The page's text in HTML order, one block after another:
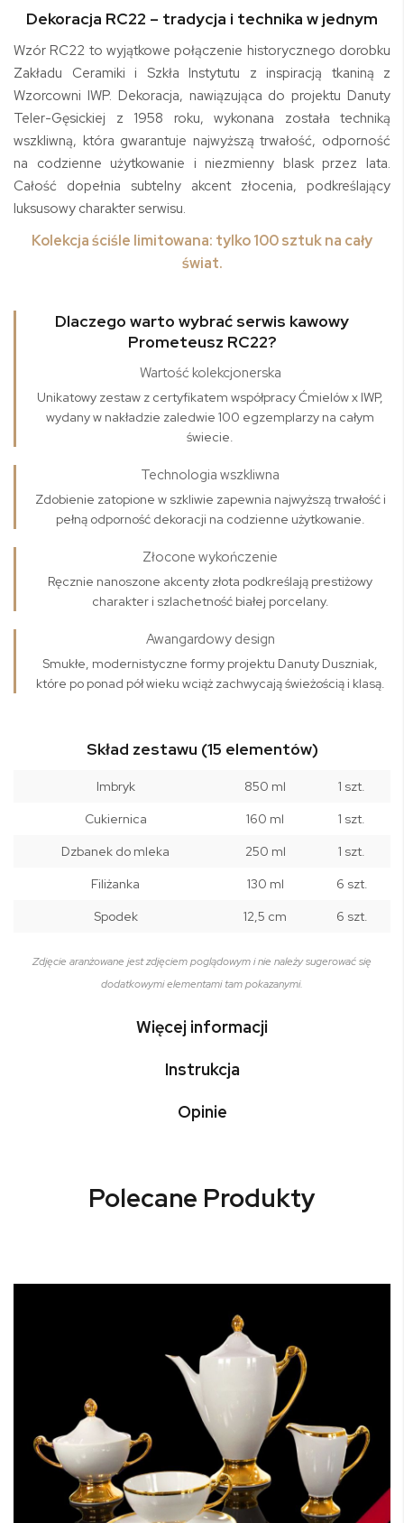
Dekoracja RC22 – tradycja i technika w jednym
Wzór RC22 to wyjątkowe połączenie historycznego dorobku
Zakładu Ceramiki i Szkła Instytutu z inspiracją tkaniną z
Wzorcowni IWP. Dekoracja, nawiązująca do projektu Danuty
Teler-Gęsickiej z 1958 roku, wykonana została techniką
wszkliwną, która gwarantuje najwyższą trwałość, odporność
na codzienne użytkowanie i niezmienny blask przez lata.
Całość dopełnia subtelny akcent złocenia, podkreślający
luksusowy charakter serwisu.
Kolekcja ściśle limitowana: tylko 100 sztuk na cały
świat.
Dlaczego warto wybrać serwis kawowy
Prometeusz RC22?
Wartość kolekcjonerska
Unikatowy zestaw z certyfikatem współpracy Ćmielów x IWP,
wydany w nakładzie zaledwie 100 egzemplarzy na całym
świecie.
Technologia wszkliwna
Zdobienie zatopione w szkliwie zapewnia najwyższą trwałość i
pełną odporność dekoracji na codzienne użytkowanie.
Złocone wykończenie
Ręcznie nanoszone akcenty złota podkreślają prestiżowy
charakter i szlachetność białej porcelany.
Awangardowy design
Smukłe, modernistyczne formy projektu Danuty Duszniak,
które po ponad pół wieku wciąż zachwycają świeżością i klasą.
Skład zestawu (15 elementów)
Imbryk 850 ml
1 szt.
Cukiernica
160 ml
1 szt.
Dzbanek do mleka
250 ml
1 szt.
Filiżanka
130 ml
6 szt.
Spodek
12,5 cm 6 szt.
Zdjęcie aranżowane jest zdjęciem poglądowym i nie należy sugerować się
dodatkowymi elementami tam pokazanymi.
Więcej informacji
Instrukcja
Opinie
Polecane Produkty